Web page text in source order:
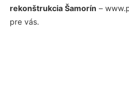
rekonštrukcia Šamorín –
pre vás.